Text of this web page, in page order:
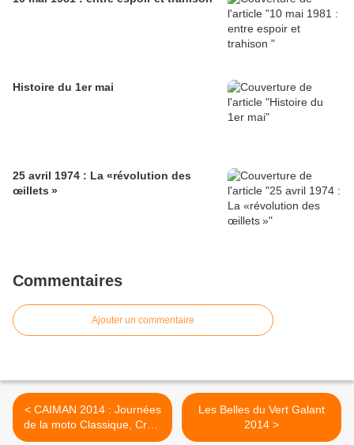
Histoire du 1er mai
25 avril 1974 : La «révolution des
œillets »
Commentaires
Ajouter un commentaire
< CAIMAN 2014 : Journées
de la moto Classique, Croix
en Ternois
Les Belles du Vert Galant
2014 >